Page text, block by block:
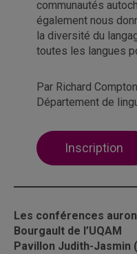
communautés
également nous
la diversité du
toutes les langues
Par Richard
Département de
Inscription
Les conférences
Bourgault de l’UQAM
Pavillon Judith-Jasmin